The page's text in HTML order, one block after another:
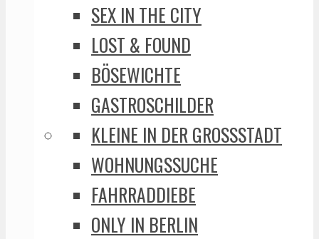
SEX IN THE CITY
LOST & FOUND
BÖSEWICHTE
GASTROSCHILDER
KLEINE IN DER GROSSSTADT
WOHNUNGSSUCHE
FAHRRADDIEBE
ONLY IN BERLIN